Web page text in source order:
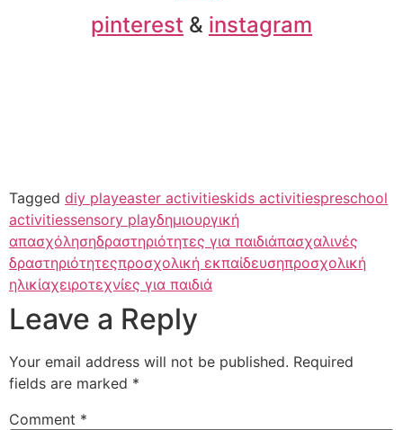
pinterest & instagram
Tagged diy playeaster activitieskids activitiespreschool
activitiessensory playδημιουργική
απασχόλησηδραστηριότητες για παιδιάπασχαλινές
δραστηριότητεςπροσχολική εκπαίδευσηπροσχολική
ηλικίαχειροτεχνίες για παιδιά
Leave a Reply
Your email address will not be published. Required
fields are marked *
Comment *